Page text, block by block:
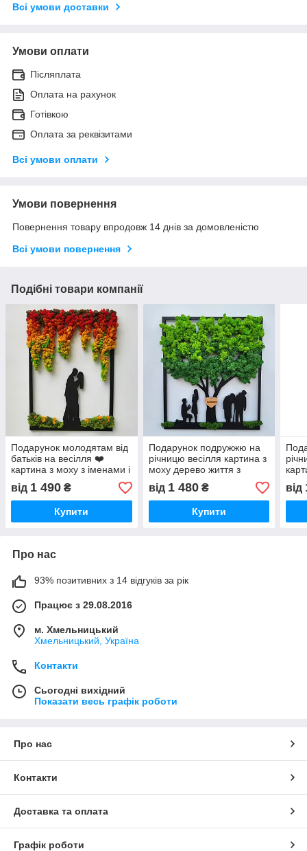
Всі умови доставки
Умови оплати
Післяплата
Оплата на рахунок
Готівкою
Оплата за реквізитами
Всі умови оплати
Умови повернення
Повернення товару впродовж 14 днів за домовленістю
Всі умови повернення
Подібні товари компанії
Подарунок молодятам від
батьків на весілля ❤️
картина з моху з іменами і
датою символ кохання
від 1 490 ₴
Купити
Подарунок подружжю на
річницю весілля картина з
моху дерево життя з
датою символічний декор
від 1 480₴
Купити
від
Про нас
93% позитивних з 14 відгуків за рік
Працює з 29.08.2016
м. Хмельницький
Хмельницький, Україна
Контакти
Сьогодні вихідний
Показати весь графік роботи
Про нас
Контакти
Доставка та оплата
Графік роботи